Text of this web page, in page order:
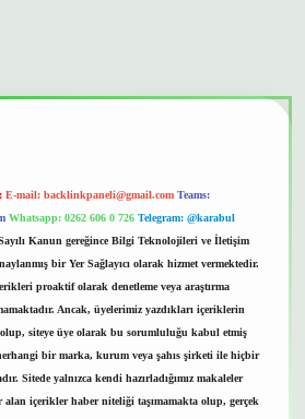
E-mail: backlinkpaneli@gmail.com Teams:
Whatsapp: 0262 606 0 726 Telegram: @karabul
Kanun gereğince Bilgi Teknolojileri ve İletişim
bir Yer Sağlayıcı olarak hizmet vermektedir.
proaktif olarak denetleme veya araştırma
Ancak, üyelerimiz yazdıkları içeriklerin
siteye üye olarak bu sorumluluğu kabul etmiş
bir marka, kurum veya şahıs şirketi ile hiçbir
Sitede yalnızca kendi hazırladığımız makaleler
alan içerikler haber niteliği taşımamakta olup, gerçek